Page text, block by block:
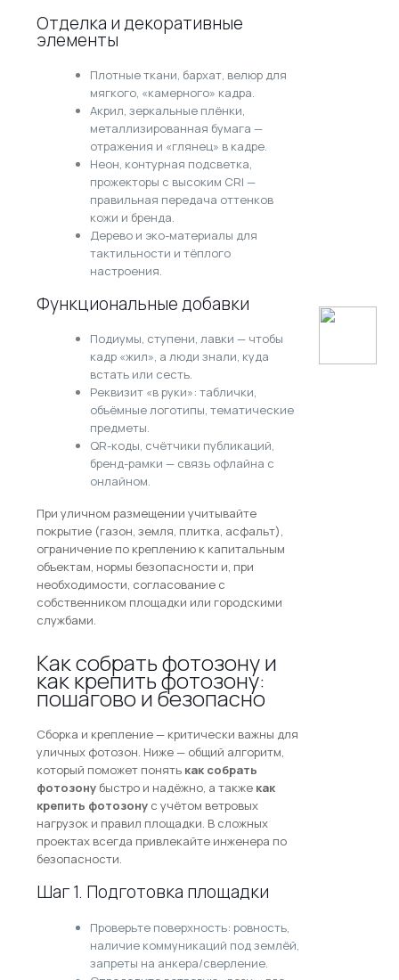
Отделка и декоративные
элементы
Плотные ткани, бархат, велюр для
мягкого, «камерного» кадра.
Акрил, зеркальные плёнки,
металлизированная бумага —
отражения и «глянец» в кадре.
Неон, контурная подсветка,
прожекторы с высоким CRI —
правильная передача оттенков
кожи и бренда.
Дерево и эко-материалы для
тактильности и тёплого
настроения.
Функциональные добавки
Подиумы, ступени, лавки — чтобы
кадр «жил», а люди знали, куда
встать или сесть.
Реквизит «в руки»: таблички,
объёмные логотипы, тематические
предметы.
QR-коды, счётчики публикаций,
бренд-рамки — связь офлайна с
онлайном.
При уличном размещении учитывайте
покрытие (газон, земля, плитка, асфальт),
ограничение по креплению к капитальным
объектам, нормы безопасности и, при
необходимости, согласование с
собственником площадки или городскими
службами.
Как собрать фотозону и
как крепить фотозону:
пошагово и безопасно
Сборка и крепление — критически важны для
уличных фотозон. Ниже — общий алгоритм,
который поможет понять как собрать
фотозону быстро и надёжно, а также как
крепить фотозону с учётом ветровых
нагрузок и правил площадки. В сложных
проектах всегда привлекайте инженера по
безопасности.
Шаг 1. Подготовка площадки
Проверьте поверхность: ровность,
наличие коммуникаций под землёй,
запреты на анкера/сверление.